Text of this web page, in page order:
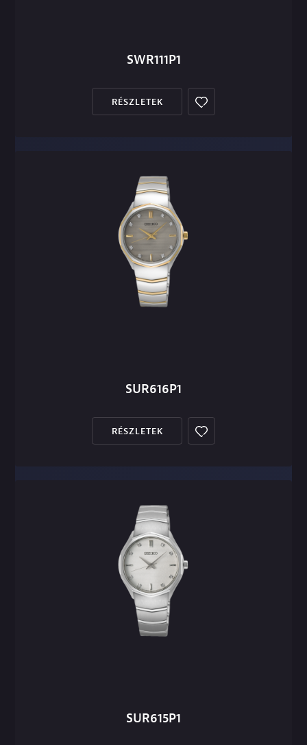
SWR111P1
RÉSZLETEK
SUR616P1
RÉSZLETEK
SUR615P1